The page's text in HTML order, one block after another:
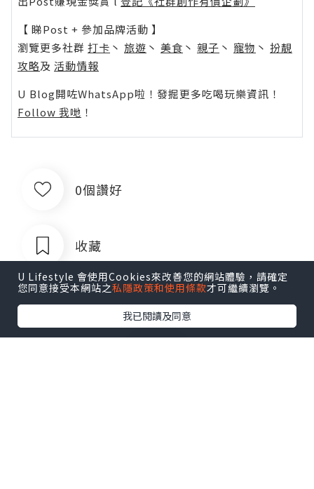
【 睇Post + 參加品牌活動 】
瀏覽更多社群 打卡 丶 旅遊 丶 美食 丶 親子 丶 寵物 丶 扮靚
攻略及 活動情報
U Blog開咗WhatsApp啦！發掘更多吃喝玩樂資訊！
Follow 我哋 ！
0個讚好
收藏
U Lifestyle 會使用Cookies來改善您的網站體驗，請確定
您同意接受本網站之私隱政策和使用條款才可繼續瀏覽。
我已閱讀及同意